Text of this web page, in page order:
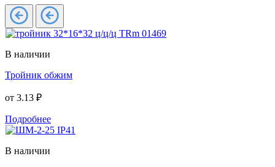
В наличии
Тройник обжим
от 3.13 ₽
Подробнее
В наличии